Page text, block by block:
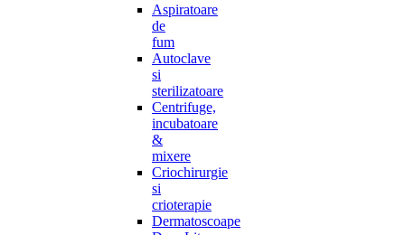
Aspiratoare
de
fum
Autoclave
si
sterilizatoare
Centrifuge,
incubatoare
&
mixere
Criochirurgie
si
crioterapie
Dermatoscoape